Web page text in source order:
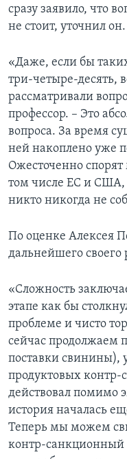
сразу заявило, что
не стоит, уточнил он.
«Даже, если бы
три-четыре-десять,
рассматривали
профессор. – Это
вопроса. За время
ней накоплено уже
Ожесточенно
том числе ЕС и США,
никто никогда не
По оценке Алексея
дальнейшего
«Сложность
этапе как бы
проблеме и чисто
сейчас продолжаем
поставки свинины),
продуктовых контр-
действовал помимо
история началась
Теперь мы можем
контр-санкционный